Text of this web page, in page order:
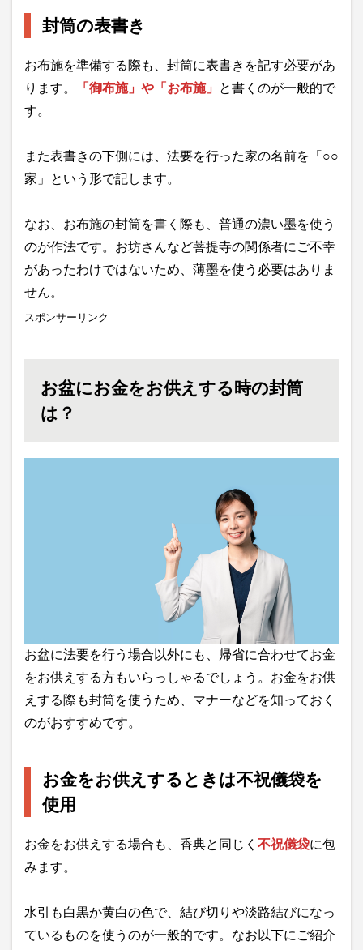
封筒の表書き
お布施を準備する際も、封筒に表書きを記す必要があ
ります。
「御布施」や「お布施」
と書くのが一般的で
す。
また表書きの下側には、法要を行った家の名前を「○○
家」という形で記します。
なお、お布施の封筒を書く際も、普通の濃い墨を使う
のが作法です。お坊さんなど菩提寺の関係者にご不幸
があったわけではないため、薄墨を使う必要はありま
せん。
スポンサーリンク
お盆にお金をお供えする時の封筒
は？
お盆に法要を行う場合以外にも、帰省に合わせてお金
をお供えする方もいらっしゃるでしょう。お金をお供
えする際も封筒を使うため、マナーなどを知っておく
のがおすすめです。
お金をお供えするときは不祝儀袋を
使用
お金をお供えする場合も、香典と同じく 不祝儀袋に包
みます。
水引も白黒か黄白の色で、結び切りや淡路結びになっ
ているものを使うのが一般的です。なお以下にご紹介